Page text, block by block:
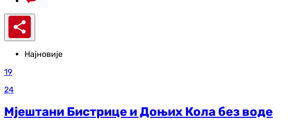
Најновије
19
24
Мјештани Бистрице и Доњих Кола без воде